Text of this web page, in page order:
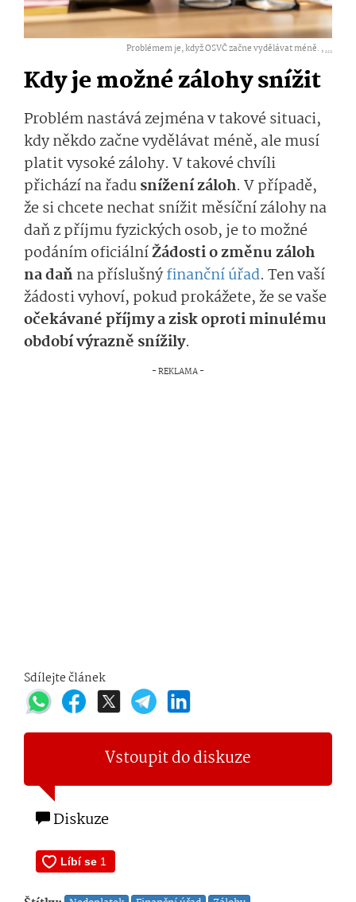
Problémem je, když OSVČ začne vydělávat méně. ,...
Kdy je možné zálohy snížit
Problém nastává zejména v takové situaci,
kdy někdo začne vydělávat méně, ale musí
platit vysoké zálohy. V takové chvíli
přichází na řadusnížení záloh. V případě,
že si chcete nechat snížit měsíční zálohy na
daň z příjmu fyzických osob, je to možné
podáním oficiálníŽádosti o změnu záloh
na daňna příslušnýfinanční úřad. Ten vaší
žádosti vyhoví, pokud prokážete, že se vaše
očekávané příjmy a zisk oproti minulému
období výrazně snížily.
Sdílejte článek
Vstoupit do diskuze
Diskuze